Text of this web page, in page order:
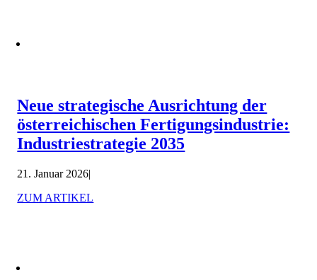
Neue strategische Ausrichtung der
österreichischen Fertigungsindustrie:
Industriestrategie 2035
21. Januar 2026|
ZUM ARTIKEL